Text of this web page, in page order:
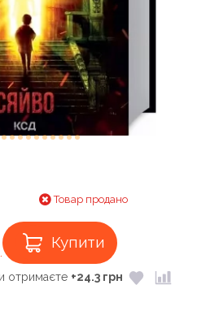
Товар продано
Купити
отримаєте +24.3 грн